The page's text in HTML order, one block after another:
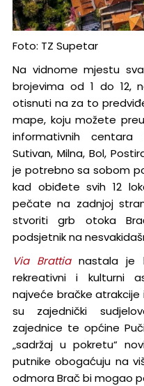
Foto: TZ Supetar
Na vidnome mjestu
brojevima od 1 do 12,
otisnuti na za to
mape, koju možete
informativnih
Sutivan, Milna, Bol,
je potrebno sa sobom
kad obiđete svih 12
pečate na zadnjoj
stvoriti grb otoka
podsjetnik na
Via Brattianastala je
rekreativni i kulturni
najveće bračke atrakcije
su zajednički
zajednice te općine
„sadržaj u pokretu“
putnike obogaćuju na
odmora Brač bi mogao